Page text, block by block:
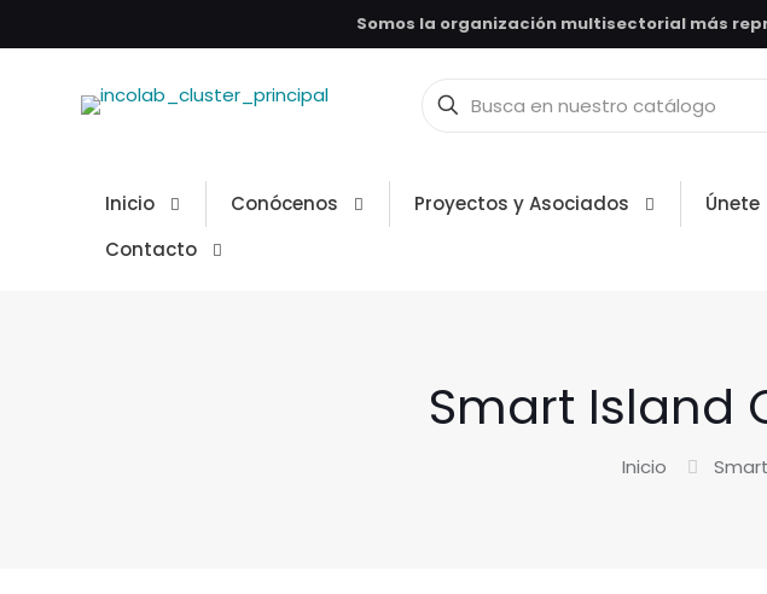
Somos la organización multisectorial más
Inicio Conócenos Proyectos y Asociados Únete
Contacto
Smart Island
Inicio